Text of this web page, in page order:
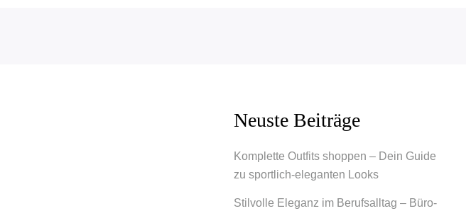
Neuste Beiträge
Komplette Outfits shoppen – Dein Guide
zu sportlich-eleganten Looks
Stilvolle Eleganz im Berufsalltag – Büro-